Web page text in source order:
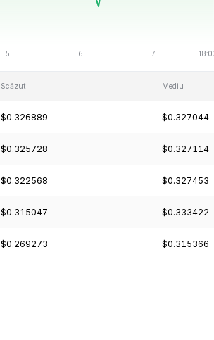
Scăzut Mediu
$0.326889 $0.327044
$0.325728 $0.327114
$0.322568 $0.327453
$0.315047 $0.333422
$0.269273 $0.315366